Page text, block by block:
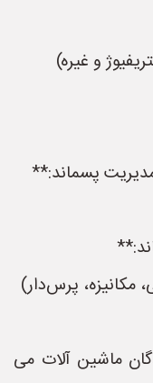
و غیره)
مکانیزه، پرس‌دار)
ماشین آلات می